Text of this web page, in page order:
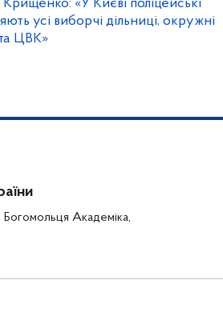
«У Києві поліцейські
усі виборчі дільниці, окружні
та ЦВК»
Богомольця Академіка,